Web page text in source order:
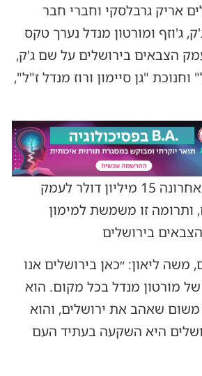
אריק גרבלסקי וחברי חבר
ג'וזף ומורטון מנדל נערך טקס
הצבאים בירושלים על שם ג'ק,
וחנוכת "גן סיימון ורוז מנדל ז"ל",
קרן מנדל תרמה באחרונה 15 מיליון דולר לעמק
ותרומה זו משמשת למימון
בירושלים
משה ליאון: ״כאן בירושלים אנו
מורטון מנדל בכל מקום. הוא
שאהב את ירושלים, והוא
היא השקעה בעתיד העם